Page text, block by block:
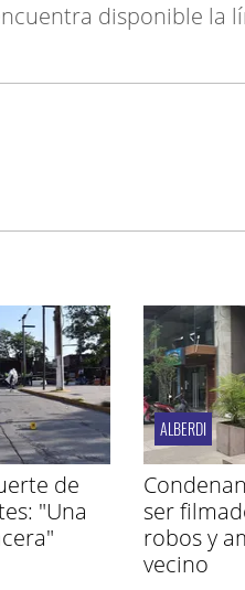
disponible la
de
"Una
ALBERDI
ser
robos y
vecino